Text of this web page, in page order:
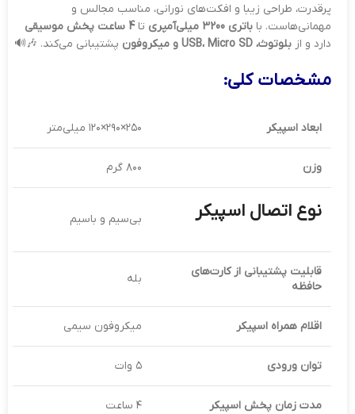
پرقدرت، طراحی زیبا و افکت‌های نورانی، مناسب مجالس و
مهمانی‌هاست. با باتری 3200 میلی‌آمپری تا4 ساعت پخش موسیقی
دارد و از بلوتوث، USB، Micro SD و میکروفون پشتیبانی می‌کند. 🎶🔊
مشخصات کلی:
ابعاد اسپیکر ۲۵۰×۲۹۰×۱۲۰ میلی‌متر
وزن ۸۰۰ گرم
نوع اتصال اسپیکر بی‌سیم و باسیم
قابلیت پشتیبانی از کارت‌های
حافظه
بله
اقلام همراه اسپیکر میکروفون سیمی
توان ورودی ۵ وات
مدت زمان پخش اسپیکر ۴ ساعت